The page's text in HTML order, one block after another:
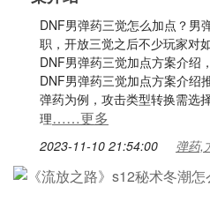
DNF男弹药三觉怎么加点？男
职，开放三觉之后不少玩家对
DNF男弹药三觉加点方案介绍
DNF男弹药三觉加点方案介绍
弹药为例，攻击类型转换需选
理……更多
2023-11-10 21:54:00 弹药,